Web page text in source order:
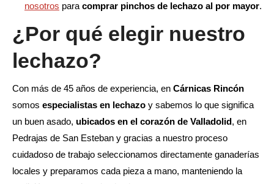
nosotros para comprar pinchos de lechazo al por mayor.
¿Por qué elegir nuestro
lechazo?
Con más de 45 años de experiencia, en Cárnicas Rincón
somos especialistas en lechazo y sabemos lo que significa
un buen asado, ubicados en el corazón de Valladolid, en
Pedrajas de San Esteban y gracias a nuestro proceso
cuidadoso de trabajo seleccionamos directamente ganaderías
locales y preparamos cada pieza a mano, manteniendo la